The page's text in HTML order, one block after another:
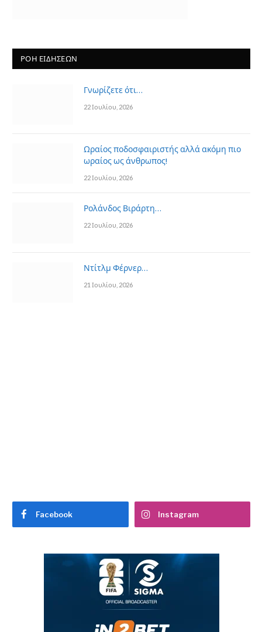
ΡΟΗ ΕΙΔΗΣΕΩΝ
Γνωρίζετε ότι…
22 Ιουλίου, 2026
Ωραίος ποδοσφαιριστής αλλά ακόμη πιο
ωραίος ως άνθρωπος!
22 Ιουλίου, 2026
Ρολάνδος Βιράρτη…
22 Ιουλίου, 2026
Ντίτλμ Φέρνερ…
21 Ιουλίου, 2026
Facebook Instagram